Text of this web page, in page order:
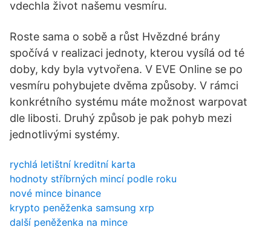
vdechla život našemu vesmíru.
Roste sama o sobě a růst Hvězdné brány
spočívá v realizaci jednoty, kterou vysílá od té
doby, kdy byla vytvořena. V EVE Online se po
vesmíru pohybujete dvěma způsoby. V rámci
konkrétního systému máte možnost warpovat
dle libosti. Druhý způsob je pak pohyb mezi
jednotlivými systémy.
rychlá letištní kreditní karta
hodnoty stříbrných mincí podle roku
nové mince binance
krypto peněženka samsung xrp
další peněženka na mince